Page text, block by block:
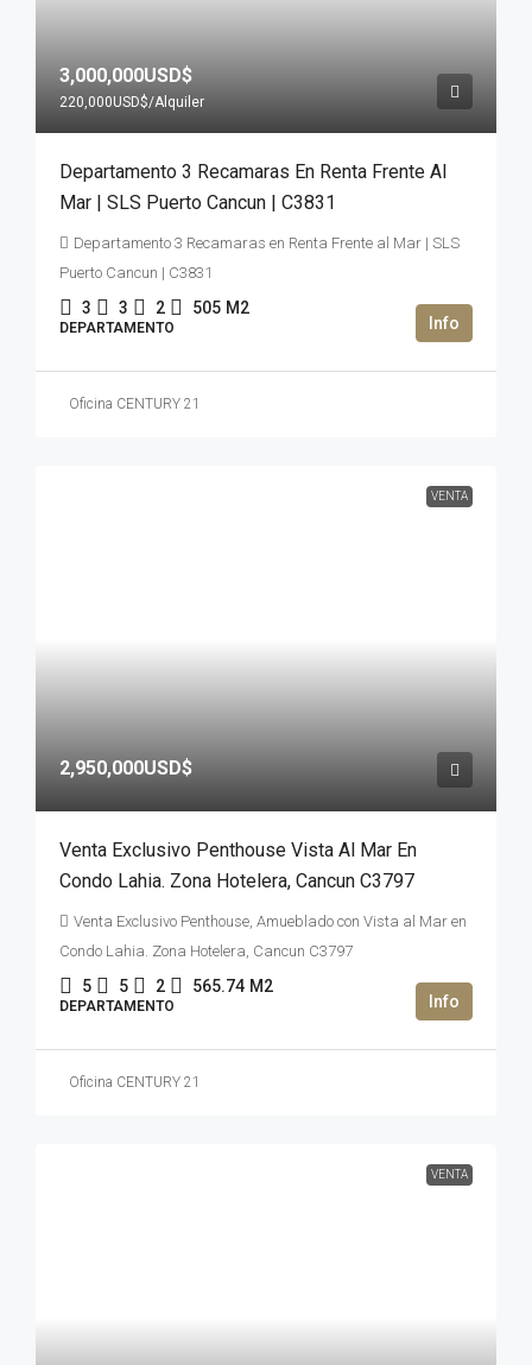
3,000,000USD$
220,000USD$/Alquiler
Departamento 3 Recamaras En Renta Frente Al
Mar | SLS Puerto Cancun | C3831
Departamento 3 Recamaras en Renta Frente al Mar | SLS
Puerto Cancun | C3831
3 3 2 505 M2
DEPARTAMENTO
Oficina CENTURY 21
VENTA
2,950,000USD$
Venta Exclusivo Penthouse Vista Al Mar En
Condo Lahia. Zona Hotelera, Cancun C3797
Venta Exclusivo Penthouse, Amueblado con Vista al Mar en
Condo Lahia. Zona Hotelera, Cancun C3797
5 5 2 565.74 M2
DEPARTAMENTO
Oficina CENTURY 21
VENTA